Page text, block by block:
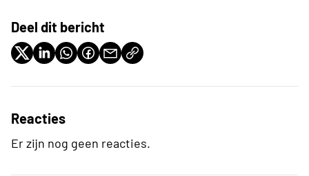
Deel dit bericht
Reacties
Er zijn nog geen reacties.